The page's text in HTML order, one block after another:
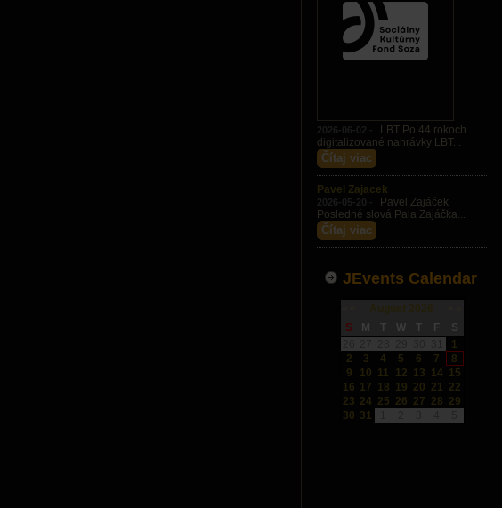
2026-06-02 -
LBT Po 44 rokoch
digitalizované nahrávky LBT...
Čítaj viac
Pavel Zajacek
2026-05-20 -
Pavel Zajáček
Posledné slová Pala Zajáčka...
Čítaj viac
JEvents Calendar
August 2026
S
M T W T F
S
1
2
3 4 5 6 7
8
9
10 11 12 13 14
15
16 17 18 19 20 21 22
23 24 25 26 27 28 29
30 31